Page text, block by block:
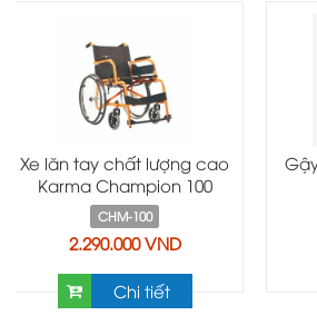
Xe lăn tay chất lượng cao
Karma Champion 100
CHM-100
2.290.000 VND
Chi tiết